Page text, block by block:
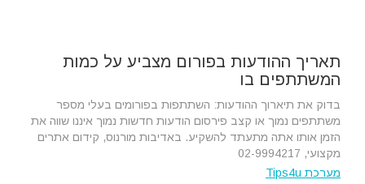
תאריך ההודעות בפורום מצביע על כמות
המשתתפים בו
בדוק את תיארוך ההודעות: השתתפות בפורומים בעלי מספר
משתתפים נמוך או קצב פירסום הודעות חדשות נמוך איננו שווה את
הזמן אותו אתה מתעתד להשקיע. באדיבות מורנוס, קידום אתרים
מקצועי, 02-9994217
מערכת Tips4u